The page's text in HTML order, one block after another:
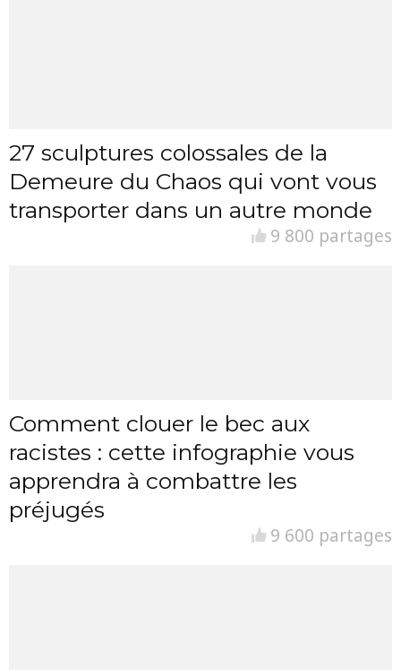
27 sculptures colossales de la
Demeure du Chaos qui vont vous
transporter dans un autre monde
9 800 partages
Comment clouer le bec aux
racistes : cette infographie vous
apprendra à combattre les
préjugés
9 600 partages